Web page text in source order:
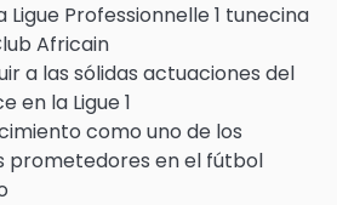
Ligue Professionnelle 1 tunecina
Africain
a las sólidas actuaciones del
en la Ligue 1
como uno de los
prometedores en el fútbol